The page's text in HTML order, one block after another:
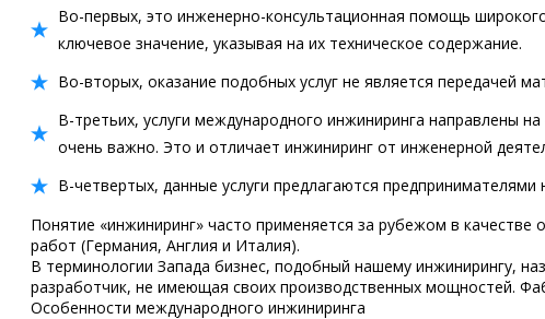
Во-первых, это инженерно-консультационная помощь
ключевое значение, указывая на их техническое содержание.
Во-вторых, оказание подобных услуг не является передачей
В-третьих, услуги международного инжиниринга направлены
очень важно. Это и отличает инжиниринг от инженерной
В-четвертых, данные услуги предлагаются
Понятие «инжиниринг» часто применяется за рубежом в
работ (Германия, Англия и Италия).
В терминологии Запада бизнес, подобный нашему инжинирингу,
разработчик, не имеющая своих производственных мощностей.
Особенности международного инжиниринга